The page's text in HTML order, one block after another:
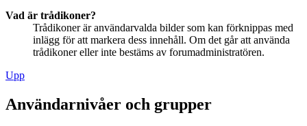
Vad är trådikoner?
Trådikoner är användarvalda bilder som kan förknippas med
inlägg för att markera dess innehåll. Om det går att använda
trådikoner eller inte bestäms av forumadministratören.
Upp
Användarnivåer och grupper